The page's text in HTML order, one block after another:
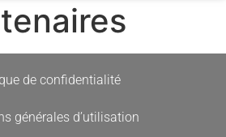
de confidentialité
générales d’utilisation